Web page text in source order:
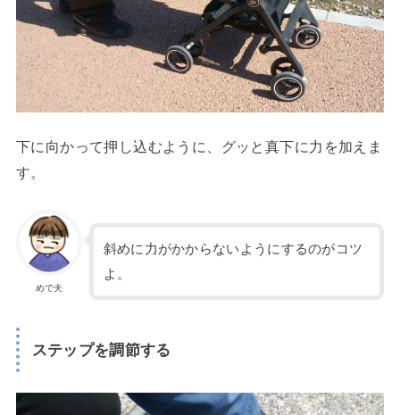
下に向かって押し込むように、グッと真下に力を加えま
す。
めで夫
斜めに力がかからないようにするのがコツ
よ。
ステップを調節する